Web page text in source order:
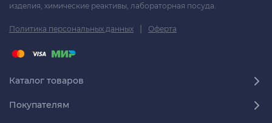
изделия, химические реактивы, лабораторная посуда.
Политика персональных данных | Оферта
Каталог товаров
Покупателям